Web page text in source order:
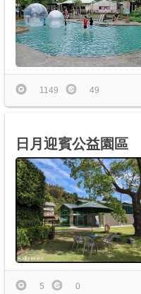
1149 49
日月迎賓公益園區
5 0